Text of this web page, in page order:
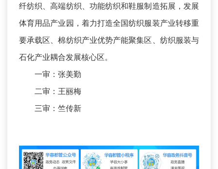
纤纺织、高端纺织、功能纺织和鞋服制造拓展，发展
体育用品产业园，着力打造全国纺织服装产业转移重
要承载区、棉纺织产业优势产能聚集区、纺织服装与
石化产业耦合发展核心区。
一审：张美勤
二审：王丽梅
三审：竺传新